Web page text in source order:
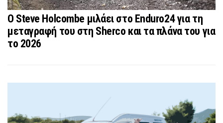
O Steve Holcombe μιλάει στο Enduro24 για τη
μεταγραφή του στη Sherco και τα πλάνα του για
το 2026